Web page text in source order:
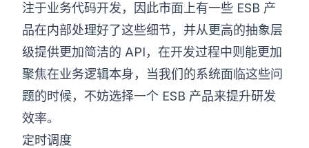
注于业务代码开发，因此市面上有一些 ESB 产
品在内部处理好了这些细节，并从更高的抽象层
级提供更加简洁的 API，在开发过程中则能更加
聚焦在业务逻辑本身，当我们的系统面临这些问
题的时候，不妨选择一个 ESB 产品来提升研发
效率。
定时调度